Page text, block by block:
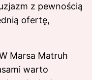
z pewnością
ofertę,
Marsa Matruh
warto